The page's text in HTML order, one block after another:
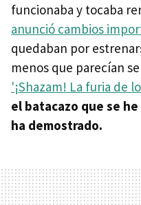
funcionaba y tocaba
anunció cambios
quedaban por
menos que parecían
'¡Shazam! La furia de
el batacazo que se
ha demostrado.